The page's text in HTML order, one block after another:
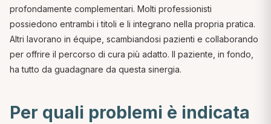
profondamente complementari. Molti professionisti
possiedono entrambi i titoli e li integrano nella propria pratica.
Altri lavorano in équipe, scambiandosi pazienti e collaborando
per offrire il percorso di cura più adatto. Il paziente, in fondo,
ha tutto da guadagnare da questa sinergia.
Per quali problemi è indicata